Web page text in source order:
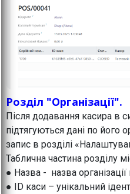
Розділ "Організації".
Після додавання касира в
підтягуються дані по його
запис в розділі
Таблична частина розділу
● Назва - назва
● ID каси – унікальний